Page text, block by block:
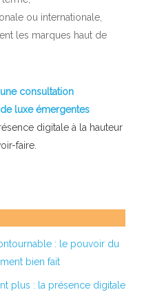
ou internationale,
les marques haut de
consultation
luxe émergentes
digitale à la hauteur
faire.
: le pouvoir du
bien fait
plus : la présence digitale